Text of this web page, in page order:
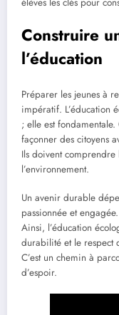
Construire
l’éducation
Préparer les jeunes à
impératif. L’éducation
; elle est
façonner des citoyens
Ils doivent comprendre
l’environnement.
Un avenir durable
passionnée et
Ainsi, l’éducation
durabilité et le respect
C’est un chemin à
d’espoir.